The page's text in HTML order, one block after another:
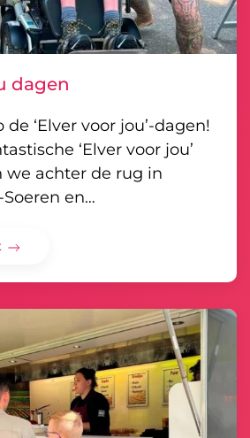
dagen
‘Elver voor jou’-dagen!
‘Elver voor jou’
we achter de rug in
en…